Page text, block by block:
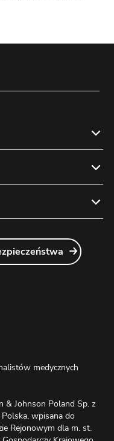
medycznych
& Johnson Poland Sp. z
Polska, wpisana do
Rejonowym dla m. st.